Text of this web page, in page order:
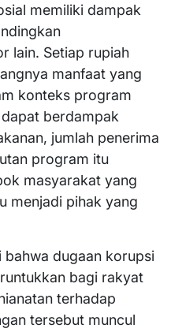
memiliki dampak
lain. Setiap rupiah
manfaat yang
konteks program
berdampak
jumlah penerima
program itu
masyarakat yang
menjadi pihak yang
bahwa dugaan korupsi
bagi rakyat
terhadap
tersebut muncul